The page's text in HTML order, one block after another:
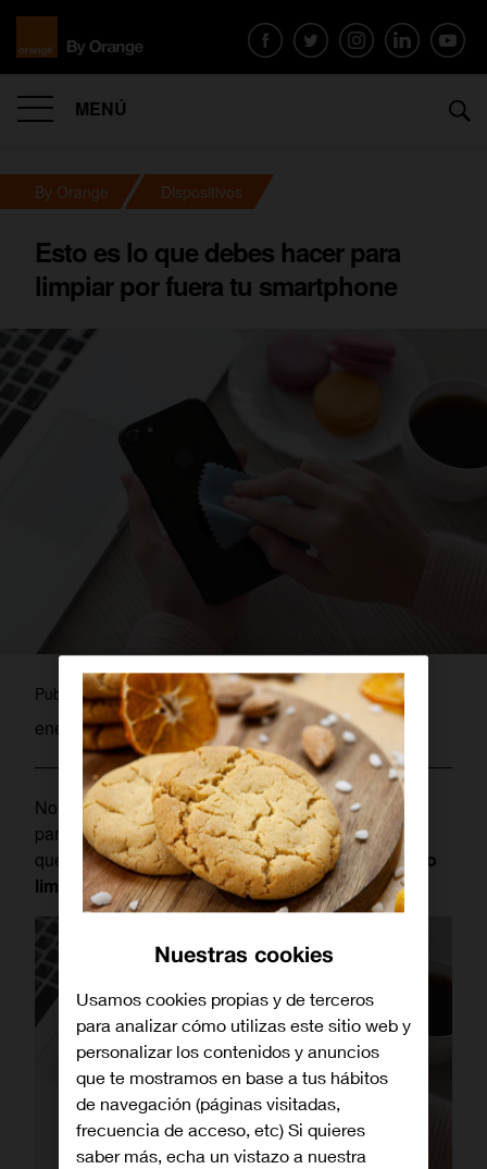
MENÚ
By Orange Dispositivos
Esto es lo que debes hacer para
limpiar por fuera tu smartphone
Publicado poradmin
enero 24, 2020
No salimos de casa sin elsmartphoney lo usamos
para casi todo en nuestro día a día. Esto deriva en
que se ensucie con facilidad, y hay que sabercómo
limpiarlo y con qué productos.
Nuestras cookies
Usamos cookies propias y de terceros
para analizar cómo utilizas este sitio web y
personalizar los contenidos y anuncios
que te mostramos en base a tus hábitos
de navegación (páginas visitadas,
frecuencia de acceso, etc) Si quieres
saber más, echa un vistazo a nuestra